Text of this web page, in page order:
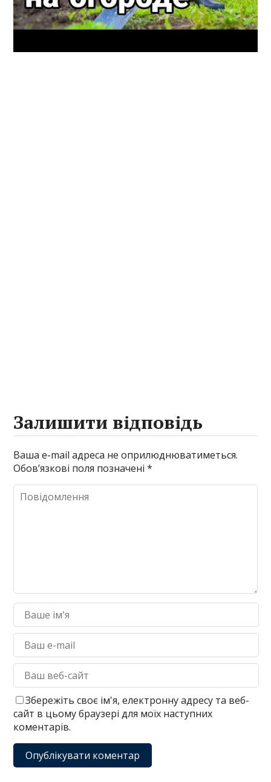
Залишити відповідь
Ваша e-mail адреса не оприлюднюватиметься.
Обов’язкові поля позначені*
Збережіть своє ім'я, електронну адресу та веб-
сайт в цьому браузері для моїх наступних
коментарів.